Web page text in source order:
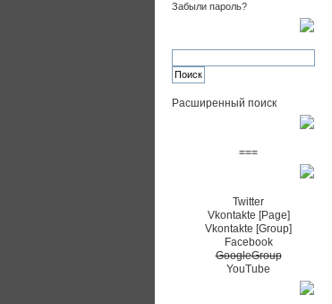
Забыли пароль?
Расширенный поиск
===
Twitter
Vkontakte [Page]
Vkontakte [Group]
Facebook
GoogleGroup
YouTube